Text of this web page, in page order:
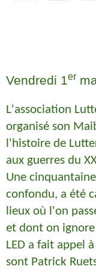
Vendredi 1er
L'association
organisé son
l'histoire de
aux guerres du
Une
confondu, a été
lieux où l'on
et dont on ignore
LED a fait appel
sont Patrick